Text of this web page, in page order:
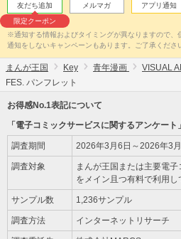
友だち追加
限定クーポン
メルマガ アプリ通知
※通知する情報およびタイミングが異なりますので
通知をしないキャンペーンもあります。ご了承くださ
まんが王国 Key 青年漫画 VISUAL
FES. パンフレット
お得感No.1表記について
「電子コミックサービスに関するアンケート」
調査期間 2026年3月6日～2026年3
調査対象
まんが王国または主要電
をメイン且つ有料で利用
サンプル数 1,236サンプル
調査方法 インターネットリサーチ